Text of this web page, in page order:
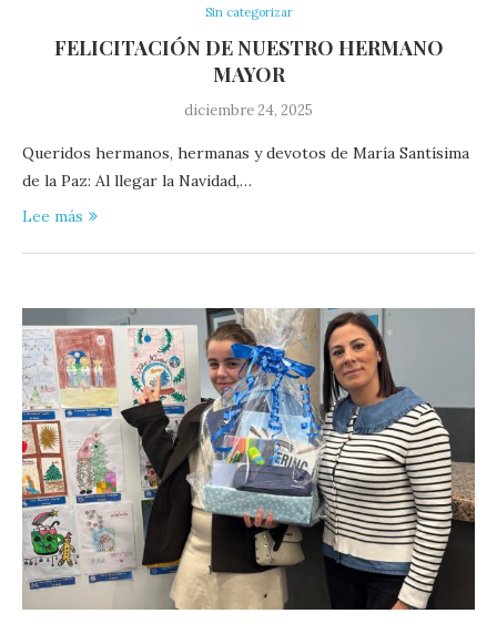
Sin categorizar
FELICITACIÓN DE NUESTRO HERMANO
MAYOR
diciembre 24, 2025
Queridos hermanos, hermanas y devotos de María Santísima
de la Paz: Al llegar la Navidad,…
Lee más